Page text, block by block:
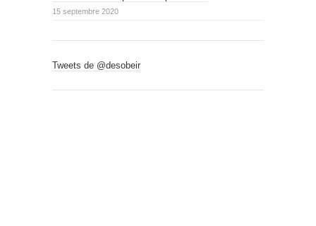
15 septembre 2020
Tweets de @desobeir